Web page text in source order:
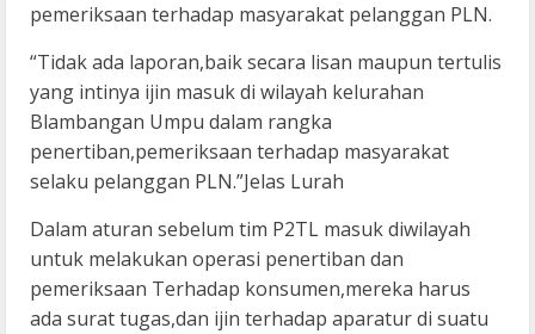
pemeriksaan terhadap masyarakat pelanggan PLN.
“Tidak ada laporan,baik secara lisan maupun tertulis
yang intinya ijin masuk di wilayah kelurahan
Blambangan Umpu dalam rangka
penertiban,pemeriksaan terhadap masyarakat
selaku pelanggan PLN.”Jelas Lurah
Dalam aturan sebelum tim P2TL masuk diwilayah
untuk melakukan operasi penertiban dan
pemeriksaan Terhadap konsumen,mereka harus
ada surat tugas,dan ijin terhadap aparatur di suatu